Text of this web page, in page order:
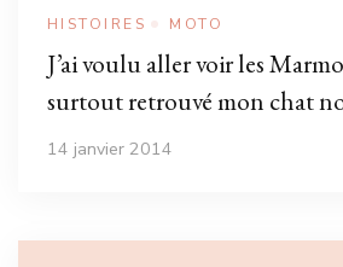
HISTOIRES MOTO
J’ai voulu aller voir les
surtout retrouvé mon chat
14 janvier 2014